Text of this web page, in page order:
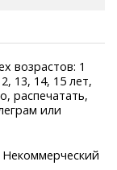
возрастов: 1
13, 14, 15 лет,
распечатать,
или